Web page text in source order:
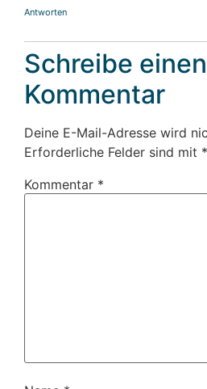
Antworten
Schreibe einen
Kommentar
Deine E-Mail-Adresse wird
Erforderliche Felder sind mit *
Kommentar *